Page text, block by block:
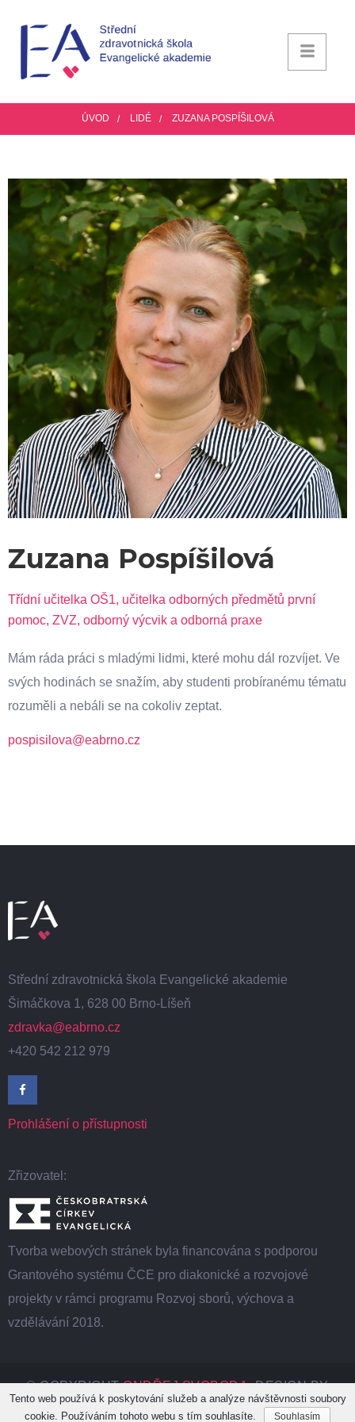
ÚVOD LIDÉ ZUZANA POSPÍŠILOVÁ
Zuzana Pospíšilová
Třídní učitelka OŠ1, učitelka odborných předmětů první
pomoc, ZVZ, odborný výcvik a odborná praxe
Mám ráda práci s mladými lidmi, které mohu dál rozvíjet. Ve
svých hodinách se snažím, aby studenti probíranému tématu
rozuměli a nebáli se na cokoliv zeptat.
pospisilova@eabrno.cz
Střední zdravotnická škola Evangelické akademie
Šimáčkova 1, 628 00 Brno-Líšeň
zdravka@eabrno.cz
+420 542 212 979
Prohlášení o přístupnosti
Zřizovatel:
Tvorba webových stránek byla financována s podporou
Grantového systému ČCE pro diakonické a rozvojové
projekty v rámci programu Rozvoj sborů, výchova a
vzdělávání 2018.
© COPYRIGHTONDŘEJ SVOBODA. DESIGN BY
NINZIO. VŠECHNA PRÁVA VYHRAZENA.
Tento web používá k poskytování služeb a analýze návštěvnosti soubory
cookie. Používáním tohoto webu s tím souhlasíte.
Souhlasím